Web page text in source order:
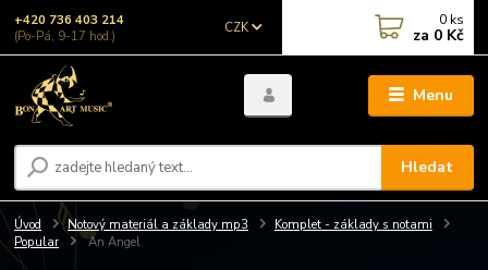
Menu
CZK
Hledat
+420 736 403 214
(Po-Pá, 9-17 hod.)
0 ks
za 0 Kč
Úvod Notový materiál a základy mp3
Komplet - základy s notami
Popular
An Angel